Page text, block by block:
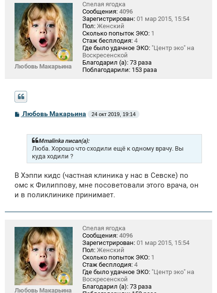
Любовь Макарьина
Спелая ягодка
Сообщения: 4096
Зарегистрирован: 01 мар 2015, 15:54
Пол: Женский
Сколько попыток ЭКО: 1
Стаж бесплодия: 4
Где было удачное ЭКО: "Центр эко" на
Воскресенской
Благодарил (а): 73 раза
Поблагодарили: 153 раза
С
Любовь Макарьина 24 окт 2019, 19:14
Mmalinka писал(а):
Люба. Хорошо что сходили ещё к одному врачу. Вы
куда ходили ?
В Хэппи кидс (частная клиника у нас в Севске) по
омс к Филиппову, мне посоветовали этого врача, он
и в поликлинике принимает.
Любовь Макарьина
Спелая ягодка
Сообщения: 4096
Зарегистрирован: 01 мар 2015, 15:54
Пол: Женский
Сколько попыток ЭКО: 1
Стаж бесплодия: 4
Где было удачное ЭКО: "Центр эко" на
Воскресенской
Благодарил (а): 73 раза